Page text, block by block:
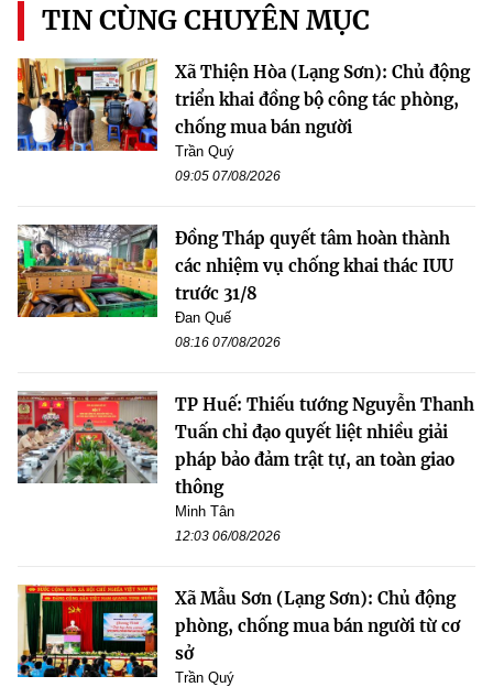
TIN CÙNG CHUYÊN MỤC
Xã Thiện Hòa (Lạng Sơn): Chủ động
triển khai đồng bộ công tác phòng,
chống mua bán người
Trần Quý
09:05 07/08/2026
Đồng Tháp quyết tâm hoàn thành
các nhiệm vụ chống khai thác IUU
trước 31/8
Đan Quế
08:16 07/08/2026
TP Huế: Thiếu tướng Nguyễn Thanh
Tuấn chỉ đạo quyết liệt nhiều giải
pháp bảo đảm trật tự, an toàn giao
thông
Minh Tân
12:03 06/08/2026
Xã Mẫu Sơn (Lạng Sơn): Chủ động
phòng, chống mua bán người từ cơ
sở
Trần Quý